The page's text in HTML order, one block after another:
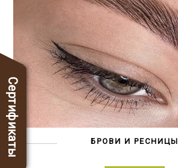
БРОВИ И РЕСНИЦЫ
Сертификаты